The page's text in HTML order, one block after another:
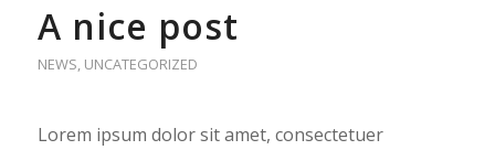
A nice post
NEWS, UNCATEGORIZED
Lorem ipsum dolor sit amet, consectetuer